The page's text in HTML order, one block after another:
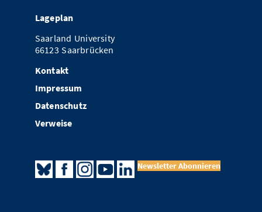
Lageplan
Saarland University
66123 Saarbrücken
Kontakt
Impressum
Datenschutz
Verweise
Newsletter Abonnieren